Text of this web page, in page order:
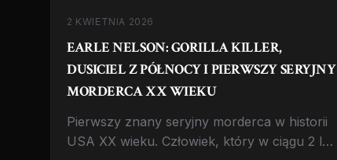
2 KWIETNIA 2026
EARLE NELSON: GORILLA KILLER,
DUSICIEL Z PÓŁNOCY I PIERWSZY SERYJNY
MORDERCA XX WIEKU
Pierwszy znany seryjny morderca w historii
USA XX wieku. Człowiek, który w ciągu 2 lat